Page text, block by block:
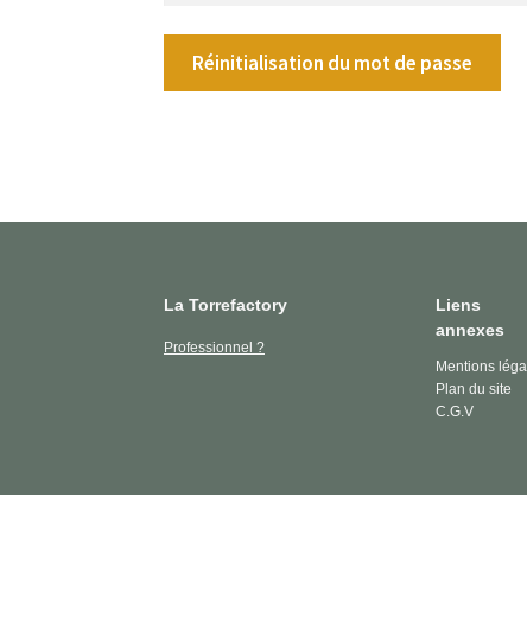
Réinitialisation du mot de passe
La Torrefactory
Professionnel ?
Liens
annexes
Mentions
Plan du site
C.G.V